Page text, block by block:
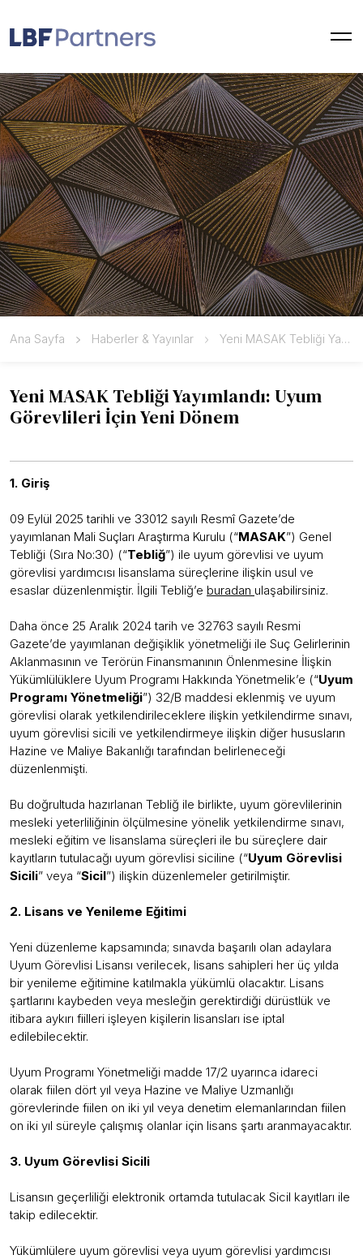
Ana Sayfa Haberler & Yayınlar Yeni MASAK Tebliği Yayımlandı: Uyum Görevlileri İçin Yeni Dönem
Yeni MASAK Tebliği Yayımlandı: Uyum
Görevlileri İçin Yeni Dönem
1. Giriş
09 Eylül 2025 tarihli ve 33012 sayılı Resmî Gazete’de
yayımlanan Mali Suçları Araştırma Kurulu (“MASAK”) Genel
Tebliği (Sıra No:30) (“Tebliğ”) ile uyum görevlisi ve uyum
görevlisi yardımcısı lisanslama süreçlerine ilişkin usul ve
esaslar düzenlenmiştir. İlgili Tebliğ’e buradan ulaşabilirsiniz.
Daha önce 25 Aralık 2024 tarih ve 32763 sayılı Resmi
Gazete’de yayımlanan değişiklik yönetmeliği ile Suç Gelirlerinin
Aklanmasının ve Terörün Finansmanının Önlenmesine İlişkin
Yükümlülüklere Uyum Programı Hakkında Yönetmelik’e (“Uyum
Programı Yönetmeliği”) 32/B maddesi eklenmiş ve uyum
görevlisi olarak yetkilendirileceklere ilişkin yetkilendirme sınavı,
uyum görevlisi sicili ve yetkilendirmeye ilişkin diğer hususların
Hazine ve Maliye Bakanlığı tarafından belirleneceği
düzenlenmişti.
Bu doğrultuda hazırlanan Tebliğ ile birlikte, uyum görevlilerinin
mesleki yeterliliğinin ölçülmesine yönelik yetkilendirme sınavı,
mesleki eğitim ve lisanslama süreçleri ile bu süreçlere dair
kayıtların tutulacağı uyum görevlisi siciline (“Uyum Görevlisi
Sicili” veya “Sicil”) ilişkin düzenlemeler getirilmiştir.
2. Lisans ve Yenileme Eğitimi
Yeni düzenleme kapsamında; sınavda başarılı olan adaylara
Uyum Görevlisi Lisansı verilecek, lisans sahipleri her üç yılda
bir yenileme eğitimine katılmakla yükümlü olacaktır. Lisans
şartlarını kaybeden veya mesleğin gerektirdiği dürüstlük ve
itibara aykırı fiilleri işleyen kişilerin lisansları ise iptal
edilebilecektir.
Uyum Programı Yönetmeliği madde 17/2 uyarınca idareci
olarak fiilen dört yıl veya Hazine ve Maliye Uzmanlığı
görevlerinde fiilen on iki yıl veya denetim elemanlarından fiilen
on iki yıl süreyle çalışmış olanlar için lisans şartı aranmayacaktır.
3. Uyum Görevlisi Sicili
Lisansın geçerliliği elektronik ortamda tutulacak Sicil kayıtları ile
takip edilecektir.
Yükümlülere uyum görevlisi veya uyum görevlisi yardımcısı